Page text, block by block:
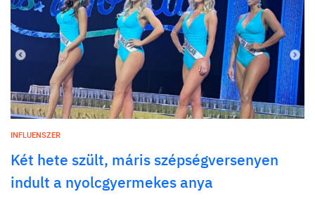
INFLUENSZER
Két hete szült, máris szépségversenyen
indult a nyolcgyermekes anya